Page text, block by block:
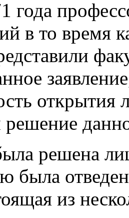
года
в то время
открытия
решена
была
из